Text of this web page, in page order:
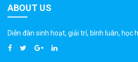
ABOUT US
Diễn đàn sinh hoạt, giải trí, bình luân, học